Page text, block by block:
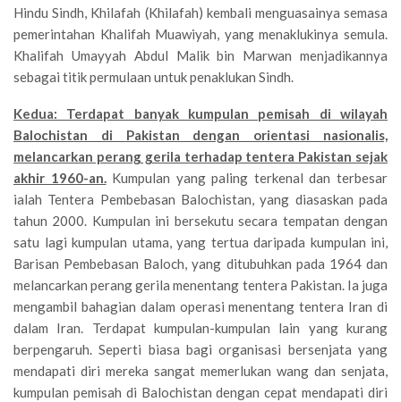
Hindu Sindh, Khilafah (Khilafah) kembali menguasainya semasa
pemerintahan Khalifah Muawiyah, yang menaklukinya semula.
Khalifah Umayyah Abdul Malik bin Marwan menjadikannya
sebagai titik permulaan untuk penaklukan Sindh.
Kedua: Terdapat banyak kumpulan pemisah di wilayah
Balochistan di Pakistan dengan orientasi nasionalis,
melancarkan perang gerila terhadap tentera Pakistan sejak
akhir 1960-an.Kumpulan yang paling terkenal dan terbesar
ialah Tentera Pembebasan Balochistan, yang diasaskan pada
tahun 2000. Kumpulan ini bersekutu secara tempatan dengan
satu lagi kumpulan utama, yang tertua daripada kumpulan ini,
Barisan Pembebasan Baloch, yang ditubuhkan pada 1964 dan
melancarkan perang gerila menentang tentera Pakistan. Ia juga
mengambil bahagian dalam operasi menentang tentera Iran di
dalam Iran. Terdapat kumpulan-kumpulan lain yang kurang
berpengaruh. Seperti biasa bagi organisasi bersenjata yang
mendapati diri mereka sangat memerlukan wang dan senjata,
kumpulan pemisah di Balochistan dengan cepat mendapati diri